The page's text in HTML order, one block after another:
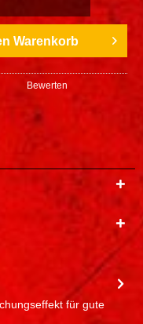
Warenkorb
Bewerten
für gute